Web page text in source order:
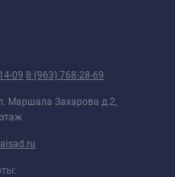
09 8 (963) 768-28-69
Маршала Захарова д.2,